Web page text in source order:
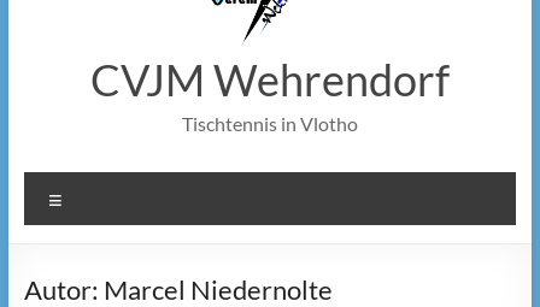
CVJM Wehrendorf
Tischtennis in Vlotho
Autor: Marcel Niedernolte